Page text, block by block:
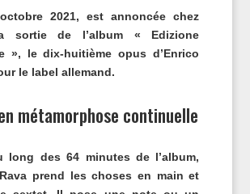
2021, est annoncée chez
sortie de l’album « Edizione
», le dix-huitième opus d’Enrico
le label allemand.
métamorphose continuelle
long des 64 minutes de l’album,
prend les choses en main et